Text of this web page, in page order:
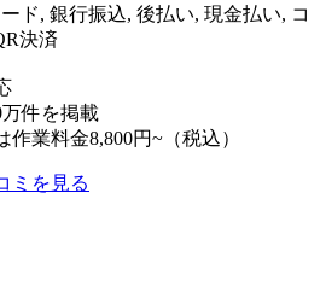
ド, 銀行振込, 後払い, 現金払い, コ
決済
件を掲載
作業料金8,800円~（税込）
ミを見る